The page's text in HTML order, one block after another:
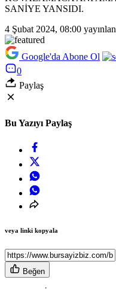
SANİYE YANSIDI.
4 Şubat 2024, 08:00
Google'da Abone Ol
0
Paylaş
Bu Yazıyı Paylaş
veya linki kopyala
Beğen